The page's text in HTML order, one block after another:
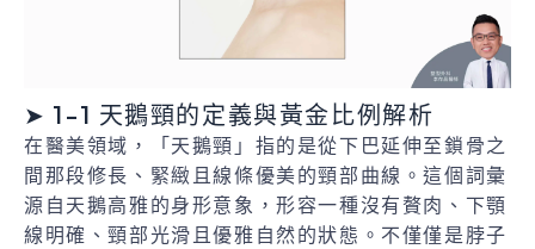
➤ 1-1 天鵝頸的定義與黃金比例解析
在醫美領域，「天鵝頸」指的是從下巴延伸至鎖骨之
間那段修長、緊緻且線條優美的頸部曲線。這個詞彙
源自天鵝高雅的身形意象，形容一種沒有贅肉、下顎
線明確、頸部光滑且優雅自然的狀態。不僅僅是脖子